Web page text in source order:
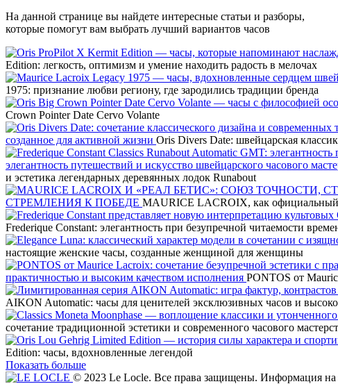
На данной странице вы найдете интересные статьи и разборы,
которые помогут вам выбрать лучший вариантов часов
Edition: легкость, оптимизм и умение находить радость в мелочах
1975: признание любви региону, где зародились традиции бренда
Crown Pointer Date Cervo Volante
созданное для активной жизни Oris Divers Date: швейцарская
элегантность путешествий и искусство швейцарского часового
и эстетика легендарных деревянных лодок Runabout
СТРЕМЛЕНИЯ К ПОБЕДЕ MAURICE LACROIX, как
Frederique Constant: элегантность при безупречной читаемости
настоящие женские часы, созданные женщиной для женщины
практичностью и высоким качеством исполнения PONTOS от
AIKON Automatic: часы для ценителей эксклюзивных часов и
сочетание традиционной эстетики и современного часового
Edition: часы, вдохновленные легендой
Показать больше
© 2023 Le Locle. Все права защищены. Информация на